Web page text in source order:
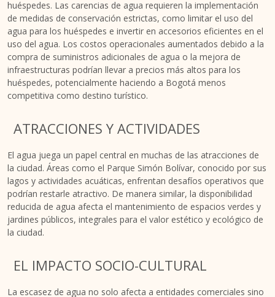
huéspedes. Las carencias de agua requieren la implementación
de medidas de conservación estrictas, como limitar el uso del
agua para los huéspedes e invertir en accesorios eficientes en el
uso del agua. Los costos operacionales aumentados debido a la
compra de suministros adicionales de agua o la mejora de
infraestructuras podrían llevar a precios más altos para los
huéspedes, potencialmente haciendo a Bogotá menos
competitiva como destino turístico.
ATRACCIONES Y ACTIVIDADES
El agua juega un papel central en muchas de las atracciones de
la ciudad. Áreas como el Parque Simón Bolívar, conocido por sus
lagos y actividades acuáticas, enfrentan desafíos operativos que
podrían restarle atractivo. De manera similar, la disponibilidad
reducida de agua afecta el mantenimiento de espacios verdes y
jardines públicos, integrales para el valor estético y ecológico de
la ciudad.
EL IMPACTO SOCIO-CULTURAL
La escasez de agua no solo afecta a entidades comerciales sino